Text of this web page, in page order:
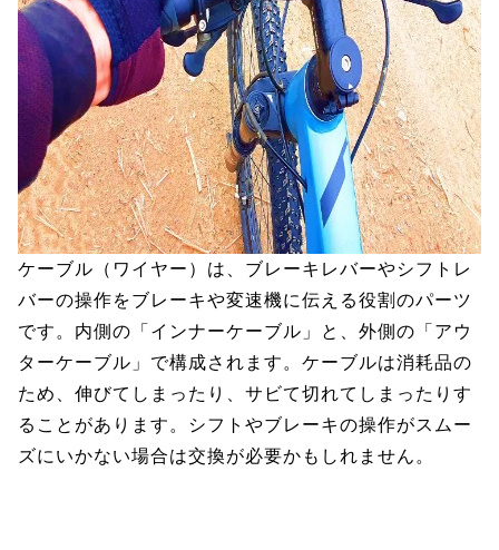
ケーブル（ワイヤー）は、ブレーキレバーやシフトレ
バーの操作をブレーキや変速機に伝える役割のパーツ
です。内側の「インナーケーブル」と、外側の「アウ
ターケーブル」で構成されます。ケーブルは消耗品の
ため、伸びてしまったり、サビて切れてしまったりす
ることがあります。シフトやブレーキの操作がスムー
ズにいかない場合は交換が必要かもしれません。